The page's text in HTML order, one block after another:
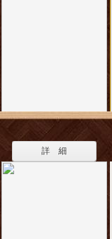
詳 細